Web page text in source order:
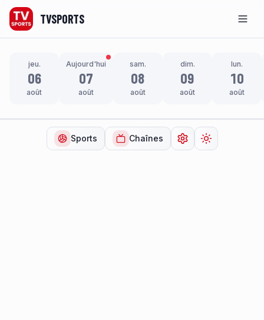
TVSPORTS
jeu.
06
août
Aujourd'hui
07
août
sam.
08
août
dim.
09
août
lun.
10
août
Sports Chaînes Ouvrir lesChanger de